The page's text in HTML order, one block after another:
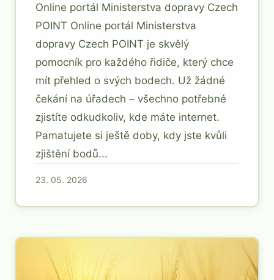
Online portál Ministerstva dopravy Czech
POINT Online portál Ministerstva
dopravy Czech POINT je skvělý
pomocník pro každého řidiče, který chce
mít přehled o svých bodech. Už žádné
čekání na úřadech – všechno potřebné
zjistíte odkudkoliv, kde máte internet.
Pamatujete si ještě doby, kdy jste kvůli
zjištění bodů...
23. 05. 2026